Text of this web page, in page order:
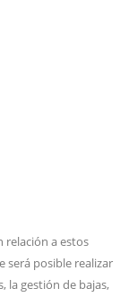
relación a estos
será posible realizar
la gestión de bajas,